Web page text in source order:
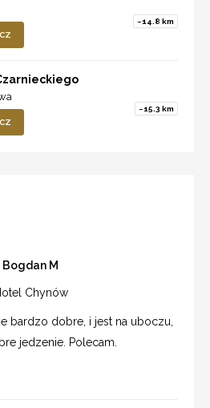
~14.8 km
~15.3 km
Bogdan M
Chynów
bardzo dobre, i jest na uboczu,
jedzenie. Polecam.